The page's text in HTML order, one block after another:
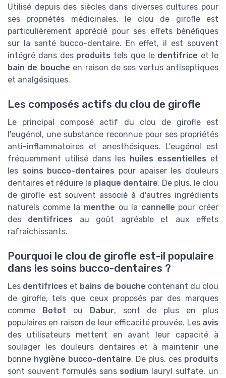
Utilisé depuis des siècles dans diverses cultures pour
ses propriétés médicinales, le clou de girofle est
particulièrement apprécié pour ses effets bénéfiques
sur la santé bucco-dentaire. En effet, il est souvent
intégré dans des produits tels que le dentifrice et le
bain de bouche en raison de ses vertus antiseptiques
et analgésiques.
Les composés actifs du clou de girofle
Le principal composé actif du clou de girofle est
l'eugénol, une substance reconnue pour ses propriétés
anti-inflammatoires et anesthésiques. L'eugénol est
fréquemment utilisé dans les huiles essentielles et
les soins bucco-dentaires pour apaiser les douleurs
dentaires et réduire la plaque dentaire. De plus, le clou
de girofle est souvent associé à d'autres ingrédients
naturels comme la menthe ou la cannelle pour créer
des dentifrices au goût agréable et aux effets
rafraîchissants.
Pourquoi le clou de girofle est-il populaire
dans les soins bucco-dentaires ?
Les dentifrices et bains de bouche contenant du clou
de girofle, tels que ceux proposés par des marques
comme
Botot ou Dabur, sont de plus en plus
populaires en raison de leur efficacité prouvée. Les avis
des utilisateurs mettent en avant leur capacité à
soulager les douleurs dentaires et à maintenir une
bonne hygiène bucco-dentaire. De plus, ces produits
sont souvent formulés sans sodium lauryl sulfate, un